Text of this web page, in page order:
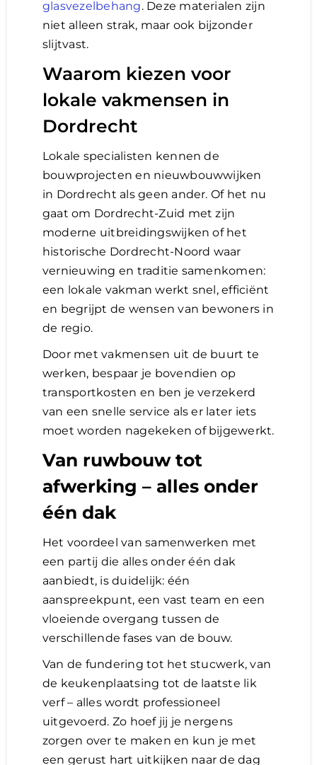
glasvezelbehang. Deze materialen zijn
niet alleen strak, maar ook bijzonder
slijtvast.
Waarom kiezen voor
lokale vakmensen in
Dordrecht
Lokale specialisten kennen de
bouwprojecten en nieuwbouwwijken
in Dordrecht als geen ander. Of het nu
gaat om Dordrecht-Zuid met zijn
moderne uitbreidingswijken of het
historische Dordrecht-Noord waar
vernieuwing en traditie samenkomen:
een lokale vakman werkt snel, efficiënt
en begrijpt de wensen van bewoners in
de regio.
Door met vakmensen uit de buurt te
werken, bespaar je bovendien op
transportkosten en ben je verzekerd
van een snelle service als er later iets
moet worden nagekeken of bijgewerkt.
Van ruwbouw tot
afwerking – alles onder
één dak
Het voordeel van samenwerken met
een partij die alles onder één dak
aanbiedt, is duidelijk: één
aanspreekpunt, een vast team en een
vloeiende overgang tussen de
verschillende fases van de bouw.
Van de fundering tot het stucwerk, van
de keukenplaatsing tot de laatste lik
verf – alles wordt professioneel
uitgevoerd. Zo hoef jij je nergens
zorgen over te maken en kun je met
een gerust hart uitkijken naar de dag